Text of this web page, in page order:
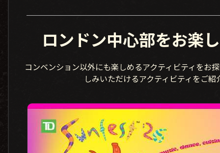
ロンドン中心部をお楽
コンベンション以外にも楽しめるアクティビティをお
しみいただけるアクティビティをご紹